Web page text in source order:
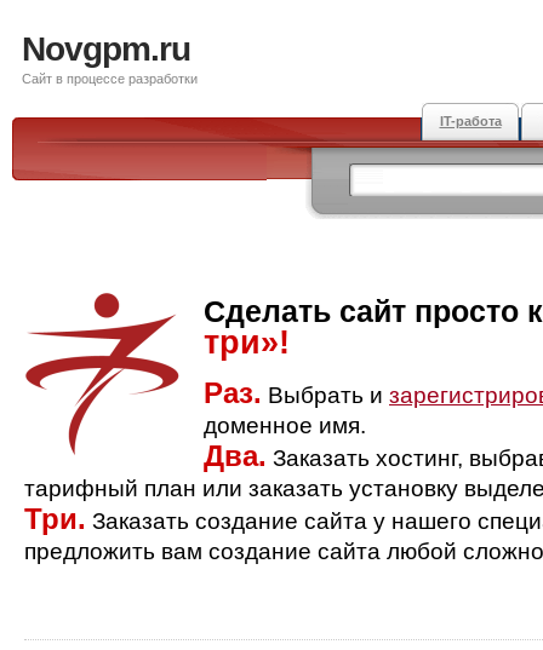
Novgpm.ru
Сайт в процессе разработки
IT-работа
Сделать сайт просто
три»!
Раз. Выбрать и
доменное имя.
Два. Заказать хостинг,
тарифный план или заказать установку
Три. Заказать создание сайта у нашего
предложить вам создание сайта любой